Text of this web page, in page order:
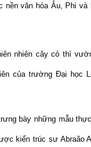
nền văn hóa Âu, Phi và
nhiên cây cỏ thì
của trường Đại học
bày những mẫu
kiến trúc sư Abraão